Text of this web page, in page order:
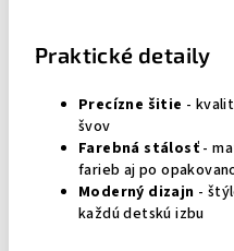
Praktické detaily
Precízne šitie -
švov
Farebná stálosť -
farieb aj po
Moderný dizajn -
každú detskú izbu